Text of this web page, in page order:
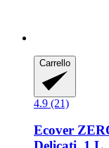
Carrello
4.9 (21)
Ecover